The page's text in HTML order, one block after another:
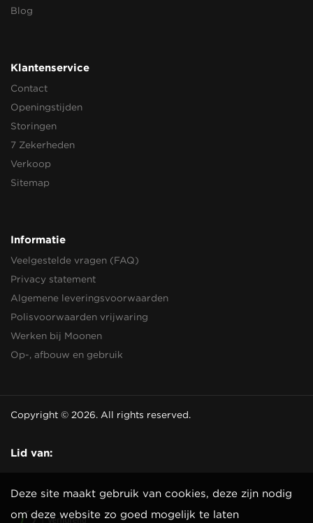
Deze site maakt gebruik van cookies, deze zijn nodig
om deze website zo goed mogelijk te laten
Blog
Klantenservice
Contact
Openingstijden
Storingen
7 Zekerheden
Verkoop
Sitemap
Informatie
Veelgestelde vragen (FAQ)
Privacy statement
Algemene leveringsvoorwaarden
Polisvoorwaarden vrijwaring
Werken bij Moonen
Op-, afbouw en gebruik
Copyright © 2026. All rights reserved.
Lid van: